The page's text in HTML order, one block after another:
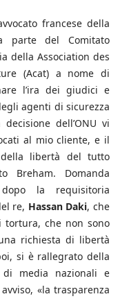
francese della
parte del Comitato
della Association des
(Acat) a nome di
l’ira dei giudici e
agenti di sicurezza
dell’ONU vi
al mio cliente, e il
libertà del tutto
Breham. Domanda
la requisitoria
re, Hassan Daki, che
tortura, che non sono
richiesta di libertà
si è rallegrato della
media nazionali e
«la trasparenza